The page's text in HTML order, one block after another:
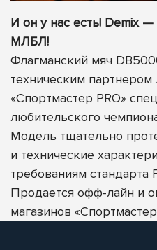
И он у нас есть! Demix
МЛБЛ!
Флагманский мяч
техническим
«Спортмастер PRO»
любительского
Модель тщательно
и технические
требованиям стандарта
Продается офф-лайн и
магазинов